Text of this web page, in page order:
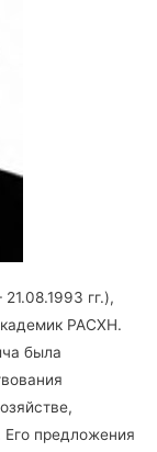
гг.),
РАСХН.
была
Его предложения